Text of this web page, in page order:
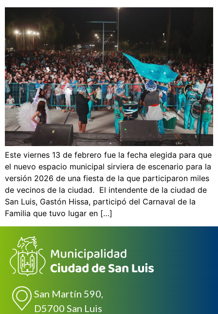
Este viernes 13 de febrero fue la fecha elegida para que
el nuevo espacio municipal sirviera de escenario para la
versión 2026 de una fiesta de la que participaron miles
de vecinos de la ciudad. El intendente de la ciudad de
San Luis, Gastón Hissa, participó del Carnaval de la
Familia que tuvo lugar en […]
San Martín 590,
D5700 San Luis